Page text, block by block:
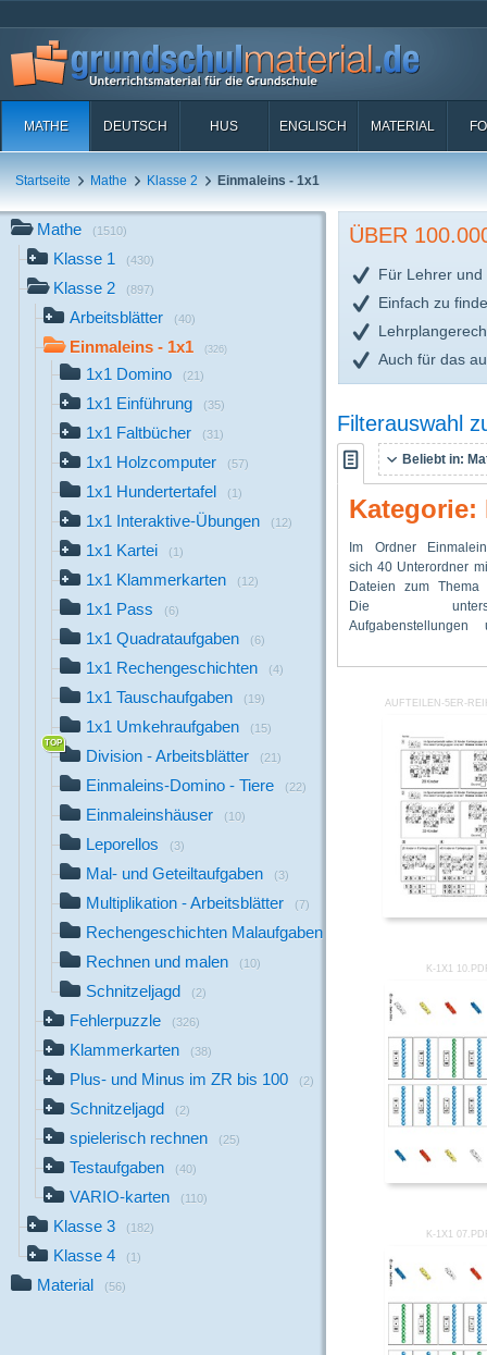
MATHE DEUTSCH HUS ENGLISCH MATERIAL
Startseite Mathe Klasse 2 Einmaleins - 1x1
Mathe (1510)
Klasse 1 (430)
Klasse 2 (897)
Arbeitsblätter (40)
Einmaleins - 1x1 (326)
1x1 Domino (21)
1x1 Einführung (35)
1x1 Faltbücher (31)
1x1 Holzcomputer (57)
1x1 Hundertertafel (1)
1x1 Interaktive-Übungen (12)
1x1 Kartei (1)
1x1 Klammerkarten (12)
1x1 Pass (6)
1x1 Quadrataufgaben (6)
1x1 Rechengeschichten (4)
1x1 Tauschaufgaben (19)
1x1 Umkehraufgaben (15)
Division - Arbeitsblätter (21)
Einmaleins-Domino - Tiere (22)
Einmaleinshäuser (10)
Leporellos (3)
Mal- und Geteiltaufgaben (3)
Multiplikation - Arbeitsblätter (7)
Rechengeschichten Malaufgaben
Rechnen und malen (10)
Schnitzeljagd (2)
Fehlerpuzzle (326)
Klammerkarten (38)
Plus- und Minus im ZR bis 100 (2)
Schnitzeljagd (2)
spielerisch rechnen (25)
Testaufgaben (40)
VARIO-karten (110)
Klasse 3 (182)
Klasse 4 (1)
Material (56)
ÜBER
Für Lehrer und
Einfach zu
Auch für das
Filterauswahl
Beliebt in:
Kategorie:
Im Ordner
sich 40 Unterordner
Dateien zum Thema
Die
Aufgabenstellungen
das Einüben und die
Einmaleinsreihen
Einmaleins
motivierende
Multiplikation. Es
Spiele (u.a.
Triomino), interaktive
Arbeitsblätter mit
AUFTEILEN-5ER-
K-1X1
K-1X1